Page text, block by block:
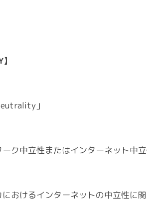
」
ク中立性またはインターネット中
におけるインターネットの中立性に